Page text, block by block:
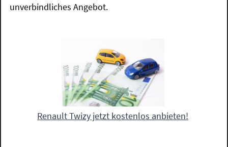
unverbindliches Angebot.
Renault Twizy jetzt kostenlos anbieten!